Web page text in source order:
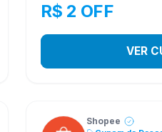
R$ 2 OFF
VER
Shopee